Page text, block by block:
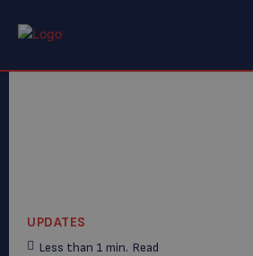
UPDATES
Less than 1 min. Read